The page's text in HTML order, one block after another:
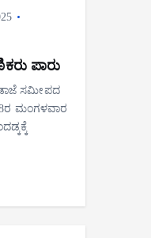
ಪಾರು
ಸಮೀಪದ
ಮಂಗಳವಾರ